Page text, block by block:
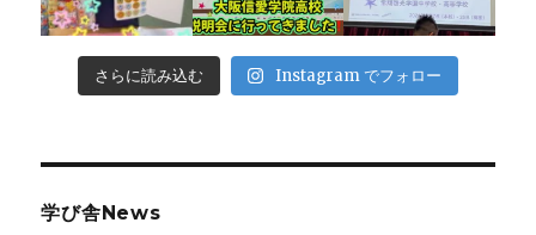
さらに読み込む Instagram でフォロー
学び舎News